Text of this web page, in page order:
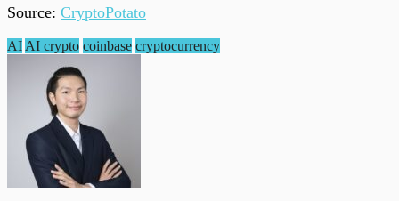
Source: CryptoPotato
AI AI crypto coinbase cryptocurrency